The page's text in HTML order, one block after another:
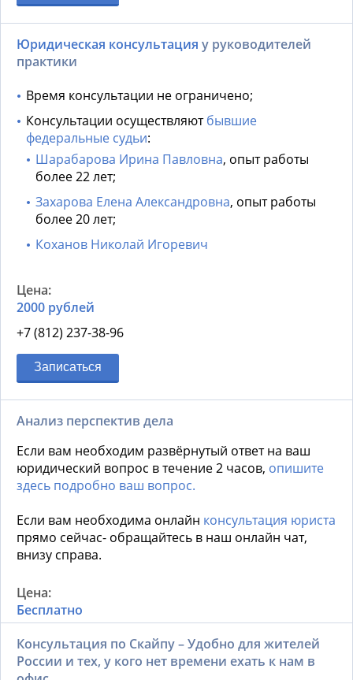
Юридическая консультация у руководителей
практики
Время консультации не ограничено;
Консультации осуществляютбывшие
федеральные судьи:
Шарабарова Ирина Павловна, опыт работы
более 22 лет;
Захарова Елена Александровна, опыт работы
более 20 лет;
Коханов Николай Игоревич
2000 рублей
+7 (812) 237-38-96
Записаться
Анализ перспектив дела
Если вам необходим развёрнутый ответ на ваш
юридический вопрос в течение 2 часов, опишите
здесь подробно ваш вопрос.
Если вам необходима онлайн консультация юриста
прямо сейчас- обращайтесь в наш онлайн чат,
внизу справа.
Бесплатно
Консультация по Скайпу – Удобно для жителей
России и тех, у кого нет времени ехать к нам в